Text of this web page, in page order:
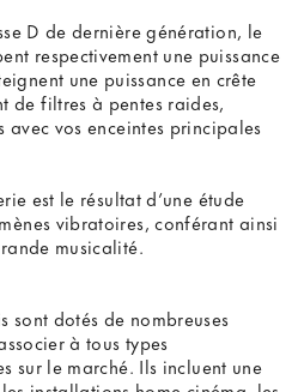
D de dernière génération, le
respectivement une puissance
une puissance en crête
filtres à pentes raides,
avec vos enceintes principales
est le résultat d’une étude
vibratoires, conférant ainsi
musicalité.
sont dotés de nombreuses
à tous types
sur le marché. Ils incluent une